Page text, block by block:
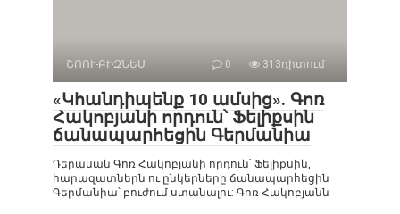
ՇՈՈՒ-ԲԻԶՆԵՍ 0 313դիտում
«Կհանդիպենք 10 ամսից». Գոռ
Հակոբյանի որդուն՝ Ֆելիքսին
ճանապարհեցին Գերմանիա
Դերասան Գոռ Հակոբյանի որդուն՝ Ֆելիքսին,
հարազատներն ու ընկերները ճանապարհեցին
Գերմանիա՝ բուժում ստանալու: Գոռ Հակոբյանն